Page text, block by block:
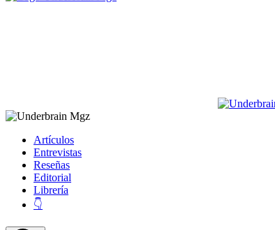
Artículos
Entrevistas
Reseñas
Editorial
Librería
👇